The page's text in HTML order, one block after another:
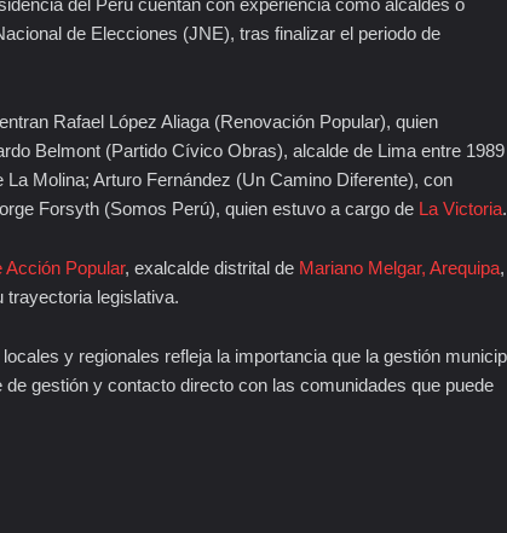
del Perú cuentan con experiencia como alcaldes o
de Elecciones (JNE), tras finalizar el periodo de
Rafael López Aliaga (Renovación Popular), quien
Belmont (Partido Cívico Obras), alcalde de Lima entre
Molina; Arturo Fernández (Un Camino Diferente), con
Forsyth (Somos Perú), quien estuvo a cargo de La Victoria.
Acción Popular, exalcalde distrital de Mariano Melgar, Arequipa,
trayectoria legislativa.
y regionales refleja la importancia que la gestión
gestión y contacto directo con las comunidades que puede